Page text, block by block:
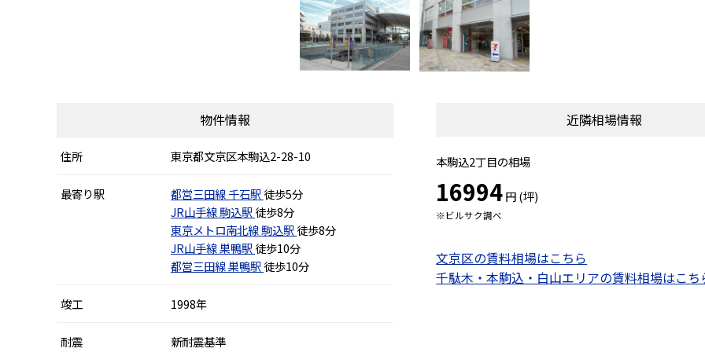
物件情報
住所 東京都文京区本駒込2-28-10
最寄り駅 都営三田線千石駅 徒歩5分
JR山手線駒込駅 徒歩8分
東京メトロ南北線駒込駅 徒歩8分
JR山手線巣鴨駅 徒歩10分
都営三田線巣鴨駅 徒歩10分
竣工 1998年
耐震 新耐震基準
近隣相場情報
本駒込2丁目の相場
16994円 (坪)
※ビルサク調べ
文京区の賃料相場はこちら
千駄木・本駒込・白山エリアの賃料相場はこち